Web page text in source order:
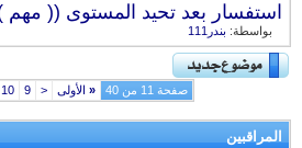
استفسار بعد تحيد المستوى (( مهم ))
بواسطة:بندر111
صفحة 11 من 40 « الأولى <
9
10
المراقبين